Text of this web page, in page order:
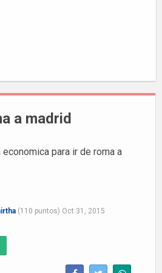
a madrid
economica para ir de roma a
(110 puntos) Oct 31, 2015